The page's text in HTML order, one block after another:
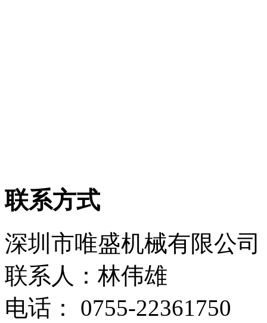
联系方式
深圳市唯盛机械有限公司
联系人：林伟雄
电话： 0755-22361750